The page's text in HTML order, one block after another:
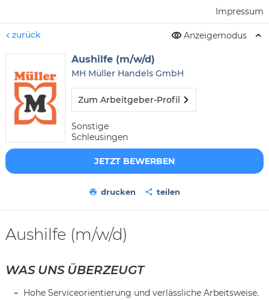
Impressum
zurück Anzeigemodus
Aushilfe (m/w/d)
MH Müller Handels GmbH
Zum Arbeitgeber-Profil
Sonstige
Schleusingen
JETZT BEWERBEN
drucken teilen
Aushilfe (m/w/d)
WAS UNS ÜBERZEUGT
Hohe Serviceorientierung und verlässliche Arbeitsweise.